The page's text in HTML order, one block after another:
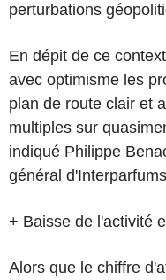
perturbations
En dépit de ce
avec optimisme les
plan de route clair et
multiples sur
indiqué Philippe
général
+ Baisse de l'activité
Alors que le chiffre